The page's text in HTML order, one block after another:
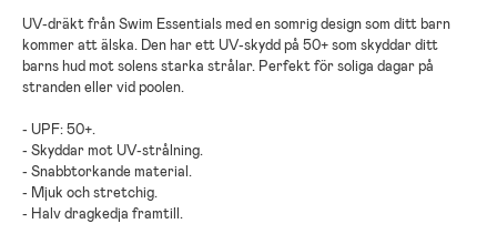
UV-dräkt från Swim Essentials med en somrig design som ditt barn
kommer att älska. Den har ett UV-skydd på 50+ som skyddar ditt
barns hud mot solens starka strålar. Perfekt för soliga dagar på
stranden eller vid poolen.
- UPF: 50+.
- Skyddar mot UV-strålning.
- Snabbtorkande material.
- Mjuk och stretchig.
- Halv dragkedja framtill.